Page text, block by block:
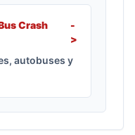
Crash
-
>
autobuses y